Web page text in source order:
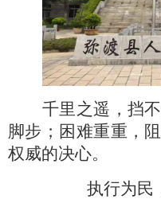
千里之遥，挡
脚步；困难重重，
权威的决心。
执行为民